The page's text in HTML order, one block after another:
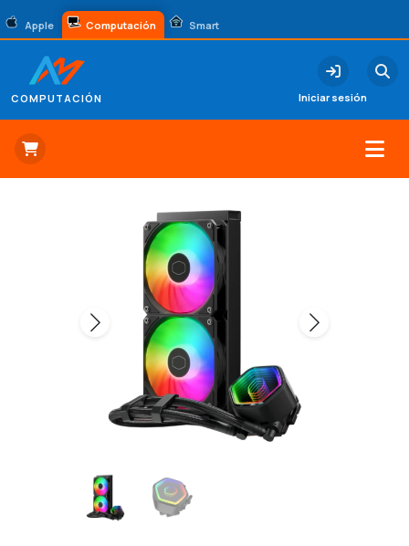
Apple Computación Smart
COMPUTACIÓN Iniciar sesión